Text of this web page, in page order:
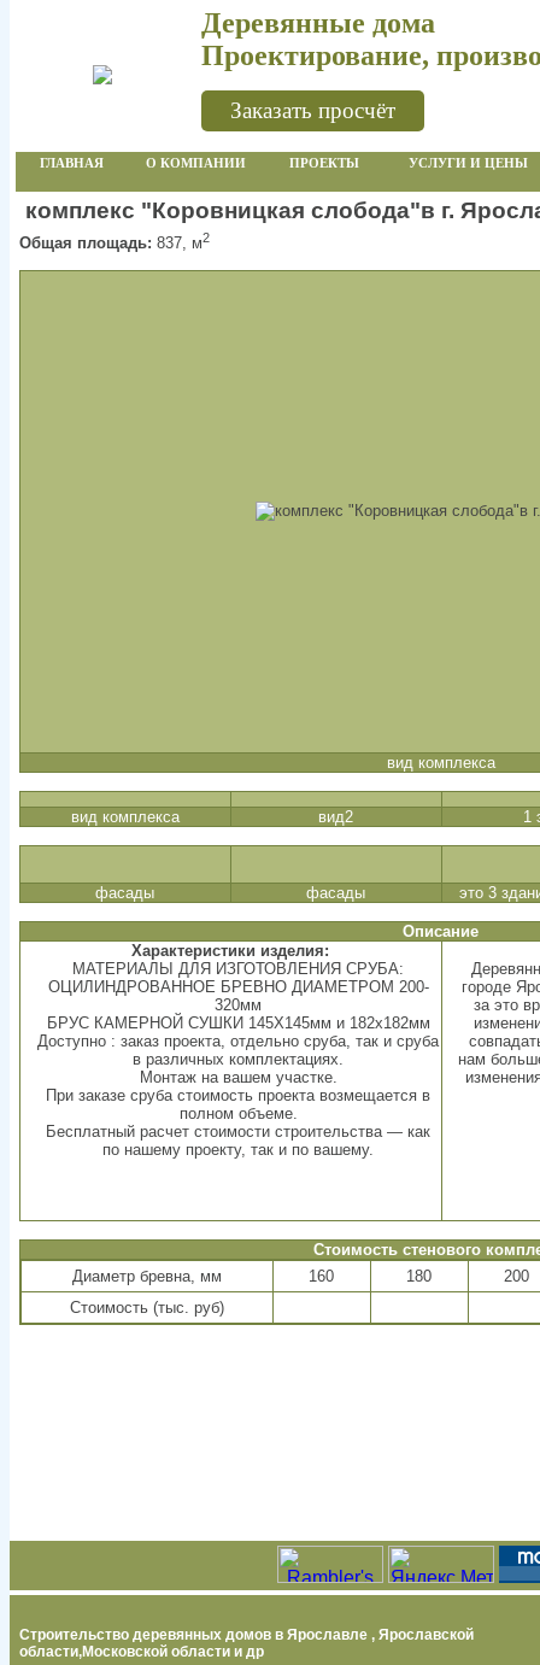
Деревянные дома
Проектирование,
Заказать просчёт
ГЛАВНАЯ О КОМПАНИИ ПРОЕКТЫ УСЛУГИ И ЦЕНЫ
комплекс "Коровницкая слобода"в г.
Общая площадь: 837, м2
вид комплекса
вид комплекса вид2 1
фасады фасады это 3
Описание
Характеристики изделия:
МАТЕРИАЛЫ ДЛЯ ИЗГОТОВЛЕНИЯ СРУБА:
ОЦИЛИНДРОВАННОЕ БРЕВНО ДИАМЕТРОМ 200-
320мм
БРУС КАМЕРНОЙ СУШКИ 145Х145мм и 182х182мм
Доступно : заказ проекта, отдельно сруба, так и сруба
в различных комплектациях.
Монтаж на вашем участке.
При заказе сруба стоимость проекта возмещается в
полном объеме.
Бесплатный расчет стоимости строительства — как
по нашему проекту, так и по вашему.
городе
за это
нам
Стоимость стенового
Диаметр бревна, мм
160 180
200
Стоимость (тыс. руб)
Строительство деревянных домов в Ярославле , Ярославской
области,Московской области и др